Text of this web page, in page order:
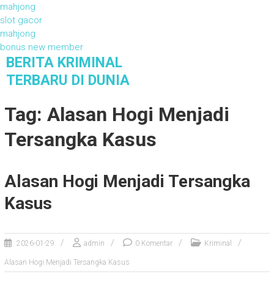
mahjong
slot gacor
mahjong
bonus new member
BERITA KRIMINAL
TERBARU DI DUNIA
Tag: Alasan Hogi Menjadi
Tersangka Kasus
Alasan Hogi Menjadi Tersangka
Kasus
2026-01-29 admin 0 Komentar Kriminal
Alasan Hogi Menjadi Tersangka Kasus